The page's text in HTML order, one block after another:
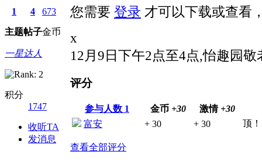
1
主题
4
帖子
673
金币
一星达人
积分
1747
收听TA
发消息
您需要 登录 才可以下载或查看
x
12月9日下午2点至4点,怡趣园
评分
参与人数 1 金币 +30 激情 +30
富安
+ 30 + 30 顶
查看全部评分